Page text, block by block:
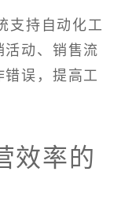
支持自动化工
活动、销售流
误，提高工
效率的